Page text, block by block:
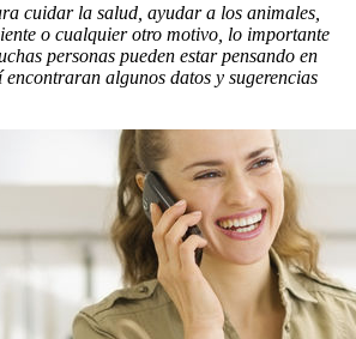
cuidar la salud, ayudar a los animales,
o cualquier otro motivo, lo importante
personas pueden estar pensando en
algunos datos y sugerencias